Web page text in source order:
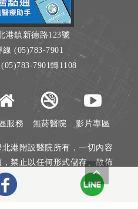
港鎮新德路123號
線 (05)783-7901
7901轉1108
服務 無菸醫院 影片專區
港附設醫院所有，一切內容
禁止以任何形式儲存、散佈
或全部內容
10以上、Firefox或Google